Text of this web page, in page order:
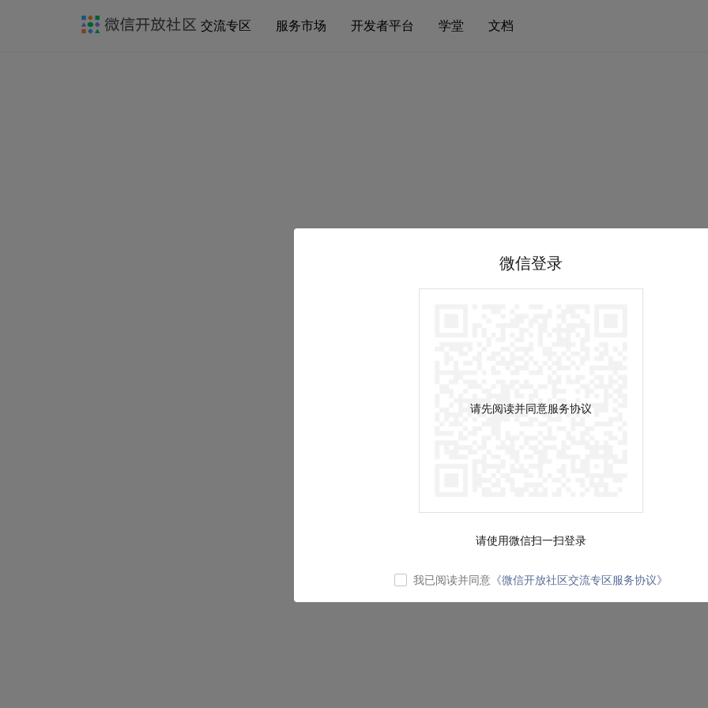
交流专区 服务市场 开发者平台 学堂 文档
微信登录
请先阅读并同意服务协议
请使用微信扫一扫登录
我已阅读并同意 《微信开放社区交流专区服务协议》